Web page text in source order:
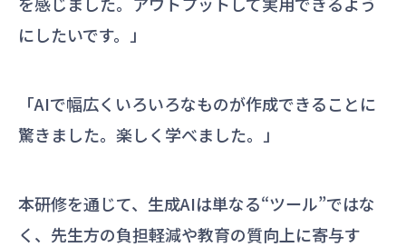
にしたいです。」
「AIで幅広くいろいろなものが作成できることに
驚きました。楽しく学べました。」
本研修を通じて、生成AIは単なる“ツール”ではな
く、先生方の負担軽減や教育の質向上に寄与す